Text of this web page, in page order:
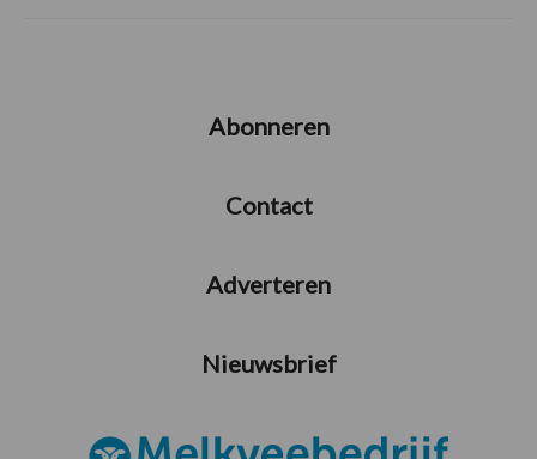
Abonneren
Contact
Adverteren
Nieuwsbrief